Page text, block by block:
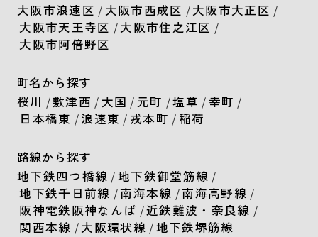
大阪市浪速区 / 大阪市西成区 /大阪市大正区 /
大阪市天王寺区 /大阪市住之江区 /
大阪市阿倍野区
町名から探す
桜川 /敷津西 / 大国 / 元町 /塩草 / 幸町 /
日本橋東 /浪速東 / 戎本町 /稲荷
路線から探す
地下鉄四つ橋線 /地下鉄御堂筋線 /
地下鉄千日前線 /南海本線 /南海高野線 /
阪神電鉄阪神なんば /近鉄難波・奈良線 /
関西本線 /大阪環状線 /地下鉄堺筋線